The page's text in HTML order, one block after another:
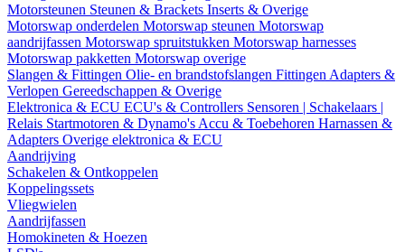
Motorsteunen Steunen & Brackets Inserts & Overige
Motorswap onderdelen Motorswap steunen Motorswap
aandrijfassen Motorswap spruitstukken Motorswap harnesses
Motorswap pakketten Motorswap overige
Slangen & Fittingen Olie- en brandstofslangen Fittingen Adapters &
Verlopen Gereedschappen & Overige
Elektronica & ECU ECU's & Controllers Sensoren | Schakelaars |
Relais Startmotoren & Dynamo's Accu & Toebehoren Harnassen &
Adapters Overige elektronica & ECU
Aandrijving
Schakelen & Ontkoppelen
Koppelingssets
Vliegwielen
Aandrijfassen
Homokineten & Hoezen